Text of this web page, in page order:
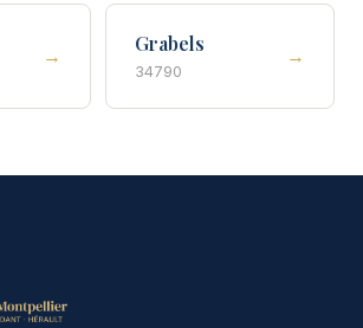
→
Grabels
34790
→